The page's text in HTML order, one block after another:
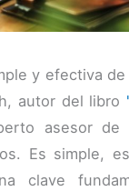
y efectiva
autor del libro
asesor de
Es simple,
clave